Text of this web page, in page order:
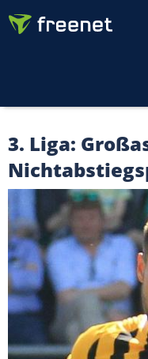
3. Liga: